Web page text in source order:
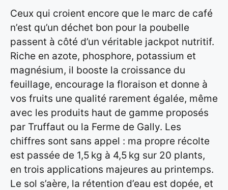
Ceux qui croient encore que le marc de café
n’est qu’un déchet bon pour la poubelle
passent à côté d’un véritable jackpot nutritif.
Riche en azote, phosphore, potassium et
magnésium, il booste la croissance du
feuillage, encourage la floraison et donne à
vos fruits une qualité rarement égalée, même
avec les produits haut de gamme proposés
par Truffaut ou la Ferme de Gally. Les
chiffres sont sans appel : ma propre récolte
est passée de 1,5 kg à 4,5 kg sur 20 plants,
en trois applications majeures au printemps.
Le sol s’aère, la rétention d’eau est dopée, et